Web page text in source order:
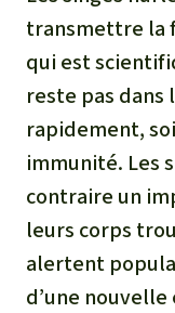
transmettre la
qui est
reste pas
rapidement,
immunité. Les
contraire un
leurs corps
alertent
d’une